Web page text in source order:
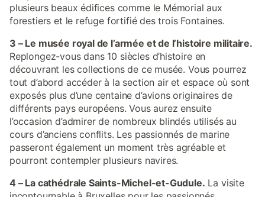
plusieurs beaux édifices comme le Mémorial aux
forestiers et le refuge fortifié des trois Fontaines.
3 – Le musée royal de l’armée et de l’histoire militaire.
Replongez-vous dans 10 siècles d’histoire en
découvrant les collections de ce musée. Vous pourrez
tout d’abord accéder à la section air et espace où sont
exposés plus d’une centaine d’avions originaires de
différents pays européens. Vous aurez ensuite
l’occasion d’admirer de nombreux blindés utilisés au
cours d’anciens conflits. Les passionnés de marine
passeront également un moment très agréable et
pourront contempler plusieurs navires.
4 – La cathédrale Saints-Michel-et-Gudule. La visite